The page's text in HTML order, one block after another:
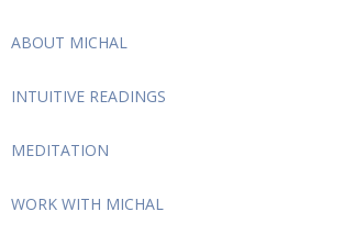
ABOUT MICHAL
INTUITIVE READINGS
MEDITATION
WORK WITH MICHAL